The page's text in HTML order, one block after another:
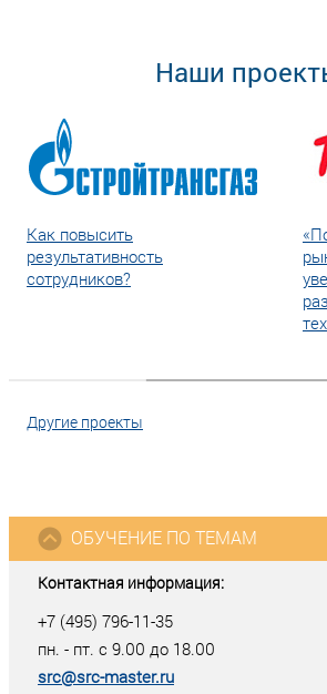
Наши
Как повысить
результативность
сотрудников?
Другие проекты
Контактная информация:
+7 (495) 796-11-35
пн. - пт. с 9.00 до 18.00
src@src-master.ru
ОБУЧЕНИЕ ПО ТЕМАМ